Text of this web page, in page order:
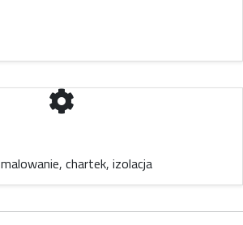
chartek, izolacja